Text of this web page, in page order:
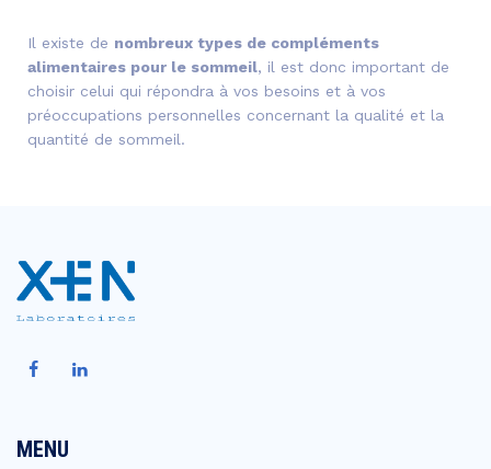
Il existe de nombreux types de compléments
alimentaires pour le sommeil, il est donc important de
choisir celui qui répondra à vos besoins et à vos
préoccupations personnelles concernant la qualité et la
quantité de sommeil.
MENU